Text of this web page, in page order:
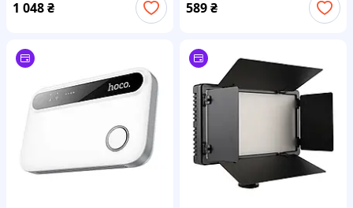
C+3USB-A PD/QC для
гаджетів
1 048₴
водонепроникна IPX7
акумуляторна
589₴